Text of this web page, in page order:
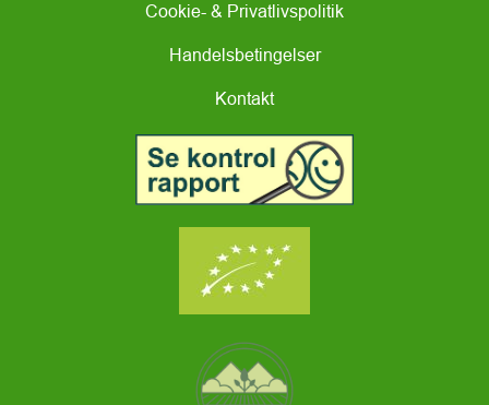
Cookie- & Privatlivspolitik
Handelsbetingelser
Kontakt